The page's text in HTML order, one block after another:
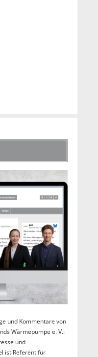
und Kommentare von
Wärmepumpe e. V.:
und
ist Referent für